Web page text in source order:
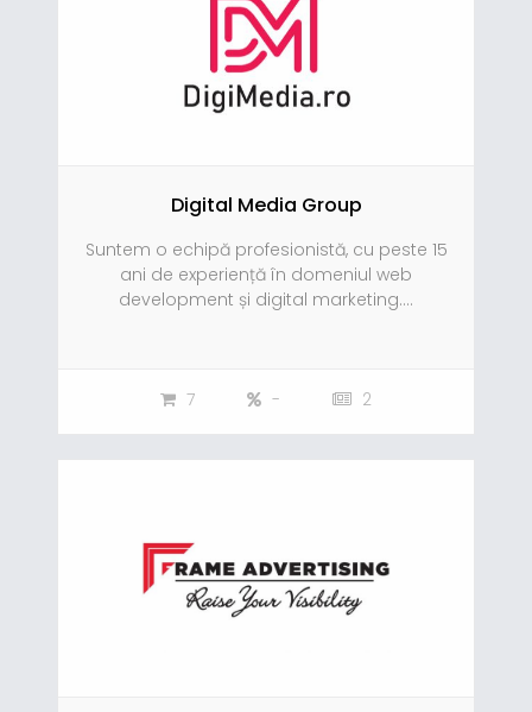
Digital Media Group
Suntem o echipă profesionistă, cu peste 15
ani de experiență în domeniul web
development și digital marketing....
7 - 2